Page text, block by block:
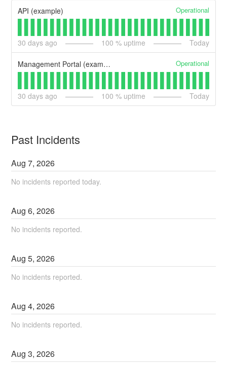
API (example) Operational
30 days ago 100 % uptime Today
Management Portal (example) Operational
30 days ago 100 % uptime Today
Past Incidents
Aug7,2026
No incidents reported today.
Aug6,2026
No incidents reported.
Aug5,2026
No incidents reported.
Aug4,2026
No incidents reported.
Aug3,2026